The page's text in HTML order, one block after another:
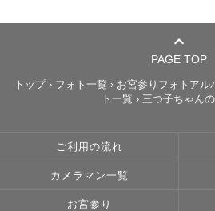
お会いできること楽しみにしており
My name is Ibuki:)
I’m happy to assist you in
PAGE TOP
トップ› フォト一覧 › お宮参りフォトアル
ト一覧 › 三つ子ちゃん
ご利用の流れ
カメラマン一覧
お宮参り